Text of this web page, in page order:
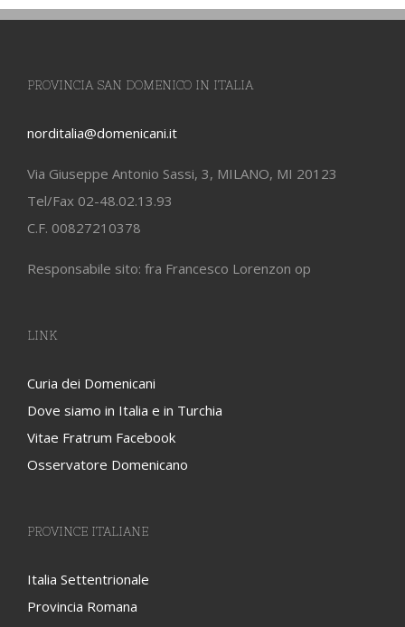
PROVINCIA SAN DOMENICO IN ITALIA
norditalia@domenicani.it
Via Giuseppe Antonio Sassi, 3, MILANO, MI 20123
Tel/Fax 02-48.02.13.93
C.F. 00827210378
Responsabile sito: fra Francesco Lorenzon op
LINK
Curia dei Domenicani
Dove siamo in Italia e in Turchia
Vitae Fratrum Facebook
Osservatore Domenicano
PROVINCE ITALIANE
Italia Settentrionale
Provincia Romana